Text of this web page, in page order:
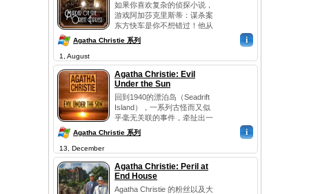
罪，你可以以惊人的前所未有
的冒险！祝您好运！...
如果你喜欢复杂的侦探小说，
游戏阿加莎克里斯蒂：谋杀案
东方快车是你不想错过！他从
叙利亚，海格立斯Poirot采取
的东方快车，他获得参与调查
斯蒂心爱的猎犬海格立斯
Poirot找到所有的线索和解决
这一具有挑战性的情况。所有
的犯罪嫌疑人在火车上，所以
没有为他们隐藏记住您的...
Agatha Christie 系列 i
1, August
Agatha Christie: Evil
Under the Sun
回到1940的漂泊岛（Seadrift
Island），一系列古怪而又似
乎毫无关联的事件，牵扯出一
宗女明星谋杀案！现...
Agatha Christie 系列 i
13, December
Agatha Christie: Peril at
End House
Agatha Christie 的粉丝以及大